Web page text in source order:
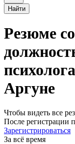
Найти
Резюме
Аргуне
Чтобы видеть все
После регистрации
Зарегистрироваться
За всё время